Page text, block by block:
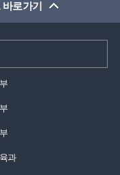
로가기
과